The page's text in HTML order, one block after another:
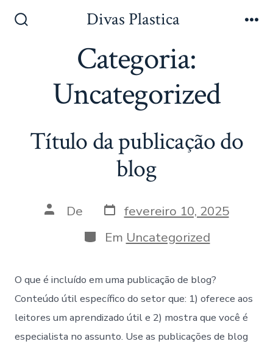
Divas Plastica
Categoria:
Uncategorized
Título da publicação do
blog
De
fevereiro 10, 2025
Em Uncategorized
O que é incluído em uma publicação de blog?
Conteúdo útil específico do setor que: 1) oferece aos
leitores um aprendizado útil e 2) mostra que você é
especialista no assunto. Use as publicações de blog